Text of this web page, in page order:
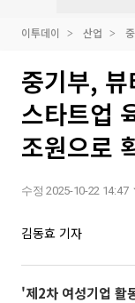
이투데이 산업
중기부,
스타트업
조원으로
수정 2025-10-22 14:47
김동효 기자
'제2차 여성기업 활